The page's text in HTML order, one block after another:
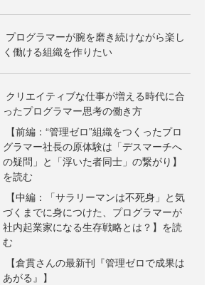
プログラマーが腕を磨き続けながら楽し
く働ける組織を作りたい
クリエイティブな仕事が増える時代に合
ったプログラマー思考の働き方
【前編：“管理ゼロ”組織をつくったプロ
グラマー社長の原体験は「デスマーチへ
の疑問」と「浮いた者同士」の繋がり】
を読む
【中編：「サラリーマンは不死身」と気
づくまでに身につけた、プログラマーが
社内起業家になる生存戦略とは？】を読
む
【倉貫さんの最新刊『管理ゼロで成果は
あがる』】